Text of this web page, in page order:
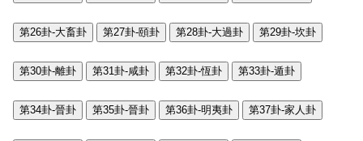
第26卦-大畜卦 第27卦-頤卦 第28卦-大過卦 第29卦-坎卦
第30卦-離卦 第31卦-咸卦 第32卦-恆卦 第33卦-遁卦
第34卦-晉卦 第35卦-晉卦 第36卦-明夷卦 第37卦-家人卦